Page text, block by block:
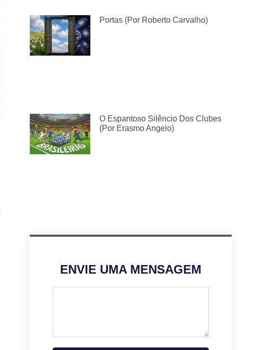
Portas (por Roberto Carvalho)
O Espantoso Silêncio Dos Clubes
(por Erasmo Angelo)
ENVIE UMA MENSAGEM